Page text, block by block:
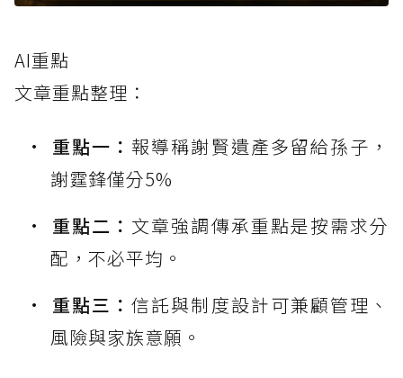
AI重點
文章重點整理：
重點一： 報導稱謝賢遺產多留給孫子，
謝霆鋒僅分5%
重點二： 文章強調傳承重點是按需求分
配，不必平均。
重點三：信託與制度設計可兼顧管理、
風險與家族意願。